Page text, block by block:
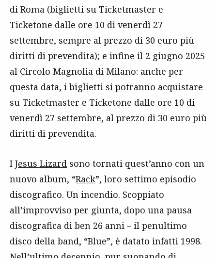
di Roma (biglietti su Ticketmaster e
Ticketone dalle ore 10 di venerdì 27
settembre, sempre al prezzo di 30 euro più
diritti di prevendita); e infine il 2 giugno 2025
al Circolo Magnolia di Milano: anche per
questa data, i biglietti si potranno acquistare
su Ticketmaster e Ticketone dalle ore 10 di
venerdì 27 settembre, al prezzo di 30 euro più
diritti di prevendita.
I Jesus Lizard sono tornati quest’anno con un
nuovo album, “Rack”, loro settimo episodio
discografico. Un incendio. Scoppiato
all’improvviso per giunta, dopo una pausa
discografica di ben 26 anni – il penultimo
disco della band, “Blue”, è datato infatti 1998.